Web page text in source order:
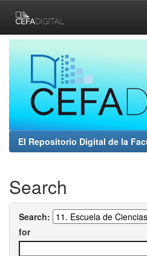
navigation
El Repositorio Digital de la
Search
Search:
for